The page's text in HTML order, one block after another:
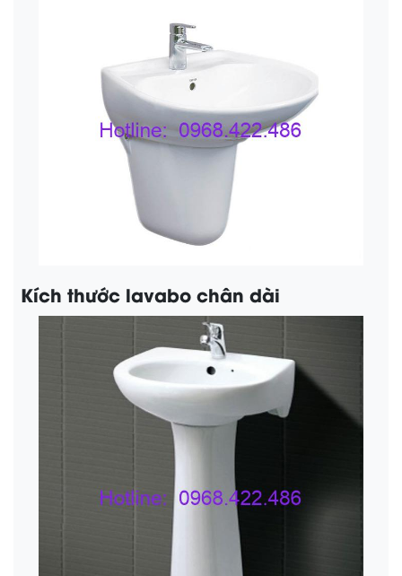
Kích thước lavabo chân dài